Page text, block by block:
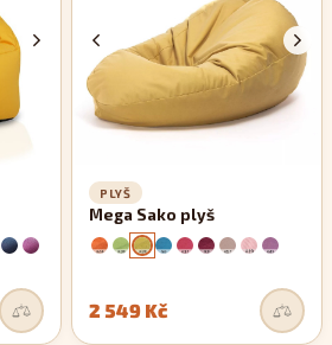
PLYŠ
Mega Sako plyš
2 549 Kč